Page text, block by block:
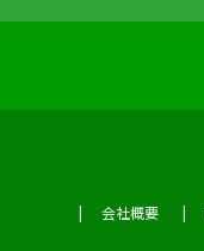
会社概要